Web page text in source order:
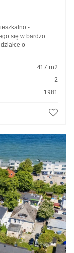
-
się w bardzo
o
417 m2
2
1981